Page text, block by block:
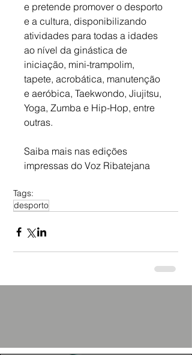
e pretende promover o desporto
e a cultura, disponibilizando
atividades para todas a idades
ao nível da ginástica de
iniciação, mini-trampolim,
tapete, acrobática, manutenção
e aeróbica, Taekwondo, Jiujitsu,
Yoga, Zumba e Hip-Hop, entre
outras.
Saiba mais nas edições
impressas do Voz Ribatejana
Tags:
desporto